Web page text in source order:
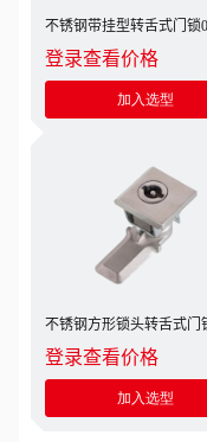
不锈钢带挂型转舌式门锁
登录查看价格
加入选型
不锈钢方形锁头转舌式门
登录查看价格
加入选型